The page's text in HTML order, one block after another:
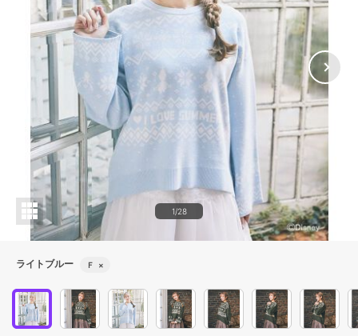
1/28
ライトブルー Ｆ ×